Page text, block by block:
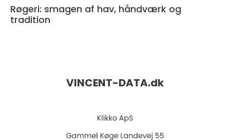
Røgeri: smagen af hav, håndværk og
tradition
VINCENT-DATA.dk